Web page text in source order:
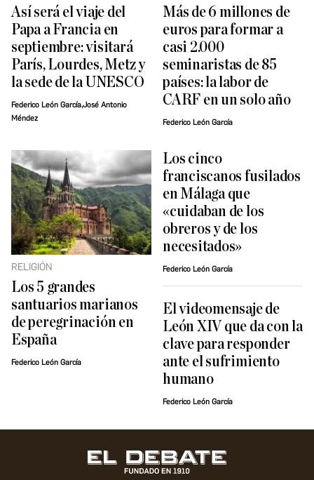
Así será el viaje del
Papa a Francia en
septiembre: visitará
París, Lourdes, Metz y
la sede de la UNESCO
Federico León García,José Antonio
Méndez
Más de 6 millones de
euros para formar a
casi 2.000
seminaristas de 85
países: la labor de
CARF en un solo año
Federico León García
RELIGIÓN
Los 5 grandes
santuarios marianos
de peregrinación en
España
Federico León García
Los cinco
franciscanos fusilados
en Málaga que
«cuidaban de los
obreros y de los
necesitados»
Federico León García
El videomensaje de
León XIV que da con la
clave para responder
ante el sufrimiento
humano
Federico León García